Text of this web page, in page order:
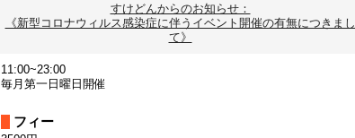
すけどんからのお知らせ：
《新型コロナウィルス感染症に伴うイベント開催の有無につきまし
て》
11:00~23:00
毎月第一日曜日開催
フィー